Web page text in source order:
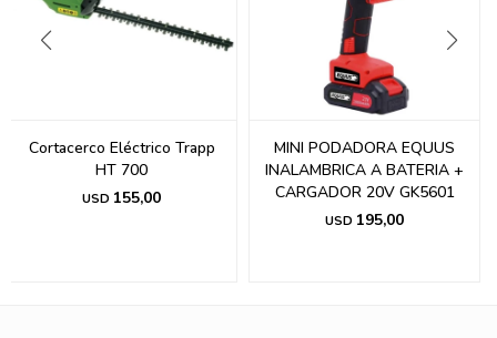
Cortacerco Eléctrico Trapp
HT 700
USD 155,00
MINI PODADORA EQUUS
INALAMBRICA A BATERIA +
CARGADOR 20V GK5601
USD 195,00